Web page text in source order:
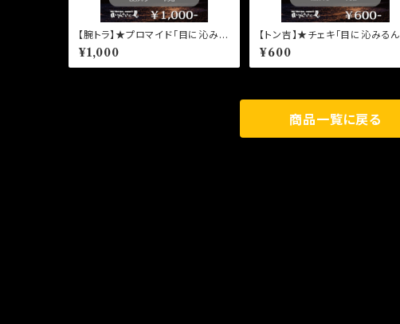
【腕トラ】★プロマイド「目に沁みる
んだ、夏。」黒岩篤士
¥1,000
【トン吉】★チェキ「目に沁みるん
だ、夏。」トン吉
¥600
商品一覧に戻る